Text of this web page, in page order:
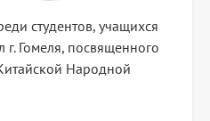
студентов, учащихся
Гомеля, посвященного
Народной